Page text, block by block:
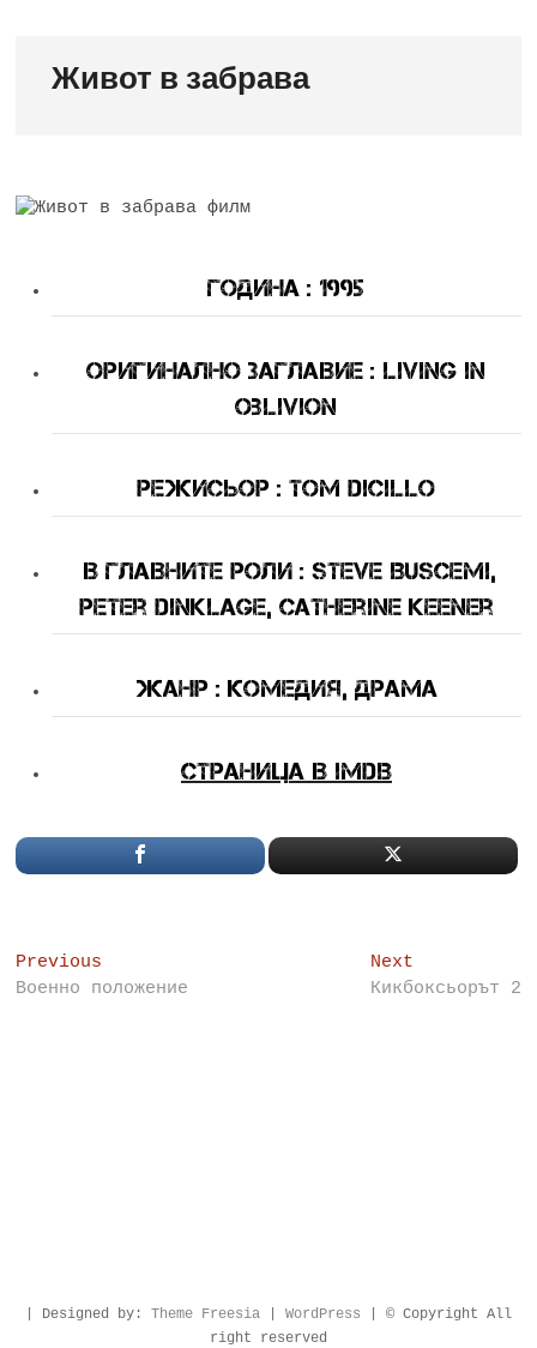
Живот в забрава
Година : 1995
оригинално Заглавие : Living in
Oblivion
Режисьор : Tom DiCillo
В Главните Роли : Steve Buscemi,
Peter Dinklage, Catherine Keener
Жанр : комедия, драма
Страница в IMDB
Post
navigation
Previous
post:
Военно положение
NextNext
post:
Кикбоксьорът 2
| Designed by: Theme Freesia| WordPress | © Copyright All
right reserved